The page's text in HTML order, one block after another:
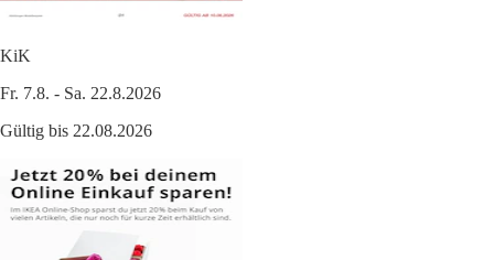
KiK
Fr. 7.8. - Sa. 22.8.2026
Gültig bis 22.08.2026